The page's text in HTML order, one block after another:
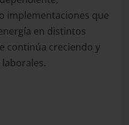
implementaciones que
en distintos
continúa creciendo y